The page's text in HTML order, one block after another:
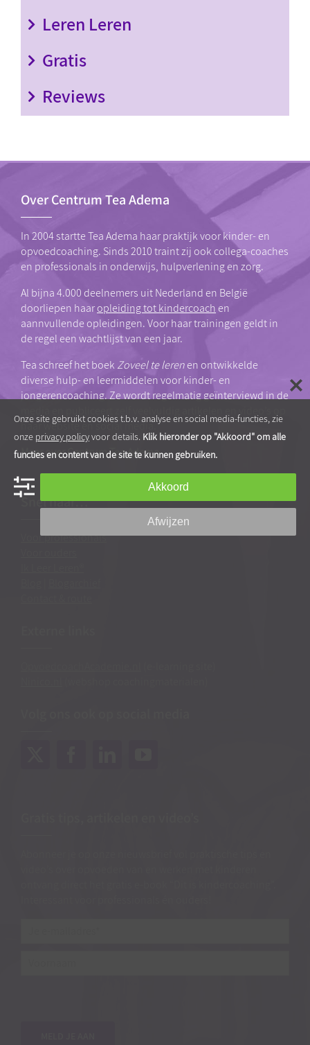
Leren Leren
Gratis
Reviews
Over Centrum Tea Adema
In 2004 startte Tea Adema haar praktijk voor kinder- en
opvoedcoaching. Sinds 2010 traint zij ook collega-coaches
en professionals in onderwijs, hulpverlening en zorg.
Al bijna 4.000 deelnemers uit Nederland en België
doorliepen haaropleiding tot kindercoachen
aannvullende opleidingen. Voor haar trainingen geldt in
de regel een wachtlijst van een jaar.
Tea schreef het boek Zoveel te lerenen ontwikkelde
diverse hulp- en leermiddelen voor kinder- en
jongerencoaching. Ze wordt regelmatig geïnterviewd in de
haar website en social media.
Meer over Centrum Tea Adema
Snel naar…
Voor professionals
Onze site gebruikt cookies t.b.v. analyse en social media-functies, zie
onze privacy policyvoor details. Klik hieronder op "Akkoord" om alle
functies en content van de site te kunnen gebruiken.
Akkoord
Afwijzen